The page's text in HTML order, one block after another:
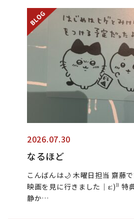
2026.07.30
なるほど
こんばんは🌙 木曜日担当 齋藤
映画を見に行きました│ε:)⁾⁾ 特
静か…